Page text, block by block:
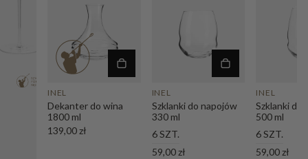
INEL
Dekanter do wina
1800 ml
139,00 zł
INEL
Szklanki do napojów
330 ml
6 SZT.
59,00 zł
INEL
Szklanki do
500 ml
6 SZT.
59,00 zł